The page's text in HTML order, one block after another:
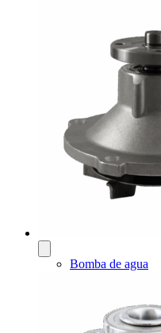
Bomba de agua